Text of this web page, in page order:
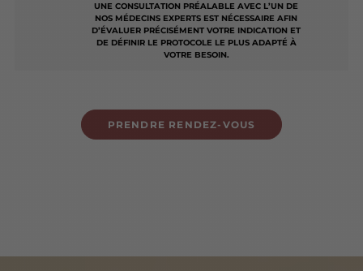
UNE CONSULTATION PRÉALABLE AVEC L’UN DE
NOS MÉDECINS EXPERTS EST NÉCESSAIRE AFIN
D’ÉVALUER PRÉCISÉMENT VOTRE INDICATION ET
DE DÉFINIR LE PROTOCOLE LE PLUS ADAPTÉ À
VOTRE BESOIN.
PRENDRE RENDEZ-VOUS